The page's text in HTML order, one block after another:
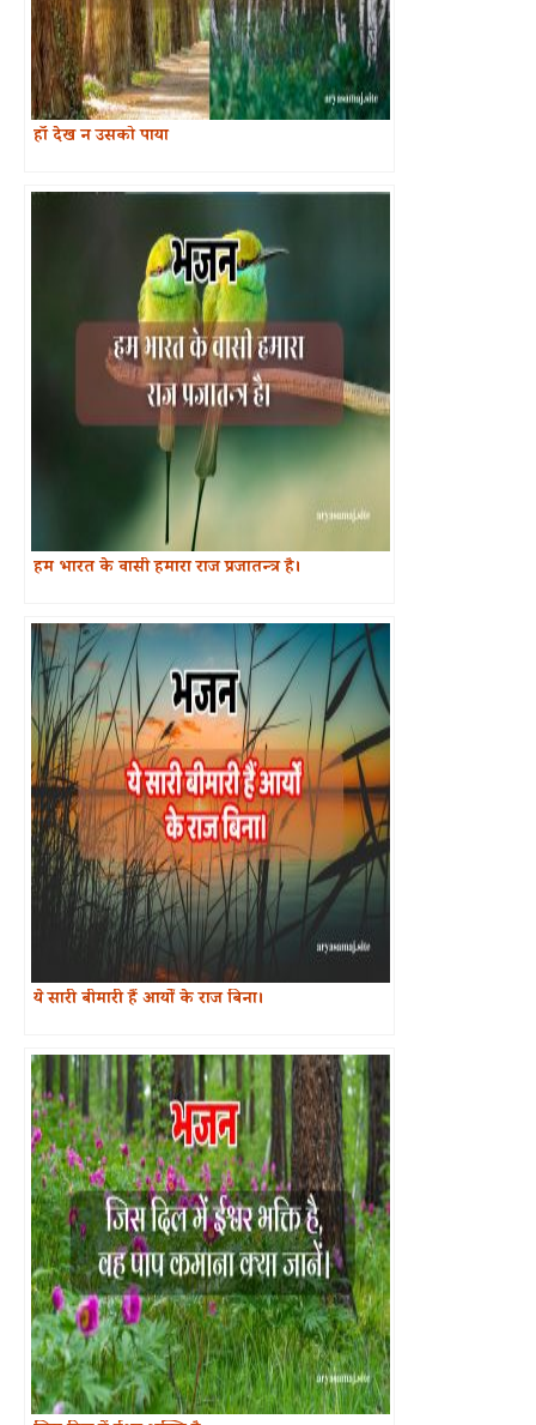
हाँ देख न उसको पाया
हम भारत के वासी हमारा राज प्रजातन्त्र है।
ये सारी बीमारी हैं आर्यों के राज बिना।